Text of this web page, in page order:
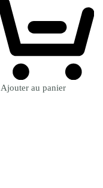
Ajouter au panier